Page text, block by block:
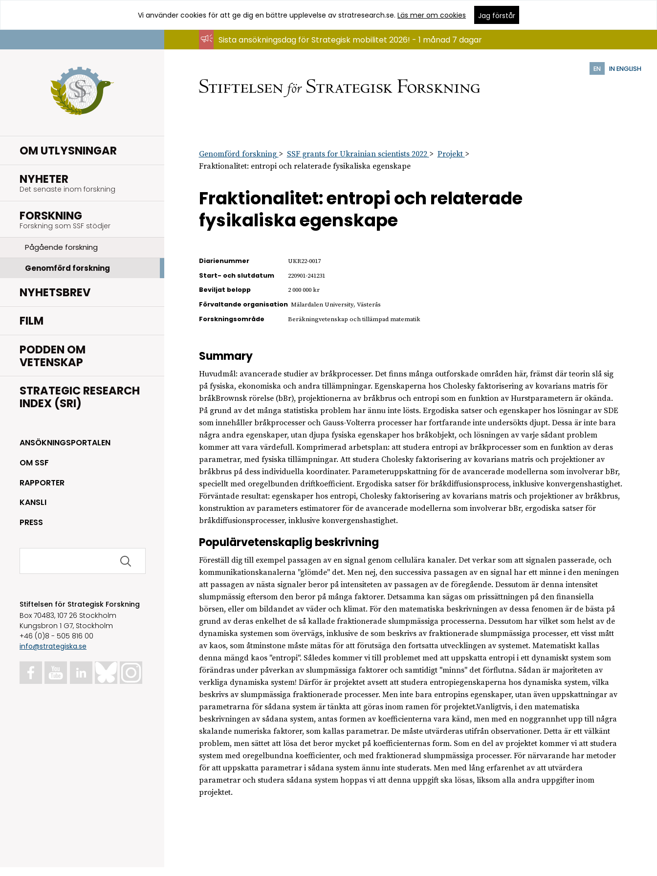
innehåll
Vi använder cookies för att ge dig en bättre upplevelse av stratresearch.se.Läs mer om cookies Jag förstår
EN IN ENGLISH
OM UTLYSNINGAR
NYHETER
Det senaste inom forskning
FORSKNING
Forskning som SSF stödjer
Pågående forskning
Genomförd forskning
NYHETSBREV
FILM
PODDEN OM
VETENSKAP
STRATEGIC RESEARCH
INDEX (SRI)
ANSÖKNINGSPORTALEN
OM SSF
RAPPORTER
KANSLI
PRESS
Sök
Stiftelsen för Strategisk Forskning
Box 70483, 107 26 Stockholm
Kungsbron 1 G7, Stockholm
+46 (0)8 - 505 816 00
info@strategiska.se
Sista ansökningsdag för Strategisk mobilitet 2026! - 1 månad 7 dagar
Genomförd forskning SSF grants for Ukrainian scientists 2022
Projekt
Fraktionalitet: entropi och relaterade fysikaliska egenskape
Fraktionalitet: entropi och relaterade
fysikaliska egenskape
Diarienummer UKR22-0017
Start- och slutdatum 220901-241231
Beviljat belopp 2 000 000 kr
Förvaltande organisation Mälardalen University, Västerås
Forskningsområde Beräkningvetenskap och tillämpad matematik
Summary
Huvudmål: avancerade studier av bråkprocesser. Det finns många outforskade områden här, främst där teorin slå sig
på fysiska, ekonomiska och andra tillämpningar. Egenskaperna hos Cholesky faktorisering av kovarians matris för
bråkBrownsk rörelse (bBr), projektionerna av bråkbrus och entropi som en funktion av Hurstparametern är okända.
På grund av det många statistiska problem har ännu inte lösts. Ergodiska satser och egenskaper hos lösningar av SDE
som innehåller bråkprocesser och Gauss-Volterra processer har fortfarande inte undersökts djupt. Dessa är inte bara
några andra egenskaper, utan djupa fysiska egenskaper hos bråkobjekt, och lösningen av varje sådant problem
kommer att vara värdefull. Komprimerad arbetsplan: att studera entropi av bråkprocesser som en funktion av deras
parametrar, med fysiska tillämpningar. Att studera Cholesky faktorisering av kovarians matris och projektioner av
bråkbrus på dess individuella koordinater. Parameteruppskattning för de avancerade modellerna som involverar bBr,
speciellt med oregelbunden driftkoefficient. Ergodiska satser för bråkdiffusionsprocess, inklusive konvergenshastighet.
Förväntade resultat: egenskaper hos entropi, Cholesky faktorisering av kovarians matris och projektioner av bråkbrus,
konstruktion av parameters estimatorer för de avancerade modellerna som involverar bBr, ergodiska satser för
bråkdiffusionsprocesser, inklusive konvergenshastighet.
Populärvetenskaplig beskrivning
Föreställ dig till exempel passagen av en signal genom cellulära kanaler. Det verkar som att signalen passerade, och
kommunikationskanalerna "glömde" det. Men nej, den successiva passagen av en signal har ett minne i den meningen
att passagen av nästa signaler beror på intensiteten av passagen av de föregående. Dessutom är denna intensitet
slumpmässig eftersom den beror på många faktorer. Detsamma kan sägas om prissättningen på den finansiella
börsen, eller om bildandet av väder och klimat. För den matematiska beskrivningen av dessa fenomen är de bästa på
grund av deras enkelhet de så kallade fraktionerade slumpmässiga processerna. Dessutom har vilket som helst av de
dynamiska systemen som övervägs, inklusive de som beskrivs av fraktionerade slumpmässiga processer, ett visst mått
av kaos, som åtminstone måste mätas för att förutsäga den fortsatta utvecklingen av systemet. Matematiskt kallas
denna mängd kaos "entropi". Således kommer vi till problemet med att uppskatta entropi i ett dynamiskt system som
förändras under påverkan av slumpmässiga faktorer och samtidigt "minns" det förflutna. Sådan är majoriteten av
verkliga dynamiska system! Därför är projektet avsett att studera entropiegenskaperna hos dynamiska system, vilka
beskrivs av slumpmässiga fraktionerade processer. Men inte bara entropins egenskaper, utan även uppskattningar av
parametrarna för sådana system är tänkta att göras inom ramen för projektet.Vanligtvis, i den matematiska
beskrivningen av sådana system, antas formen av koefficienterna vara känd, men med en noggrannhet upp till några
skalande numeriska faktorer, som kallas parametrar. De måste utvärderas utifrån observationer. Detta är ett välkänt
problem, men sättet att lösa det beror mycket på koefficienternas form. Som en del av projektet kommer vi att studera
system med oregelbundna koefficienter, och med fraktionerad slumpmässiga processer. För närvarande har metoder
för att uppskatta parametrar i sådana system ännu inte studerats. Men med lång erfarenhet av att utvärdera
parametrar och studera sådana system hoppas vi att denna uppgift ska lösas, liksom alla andra uppgifter inom
projektet.